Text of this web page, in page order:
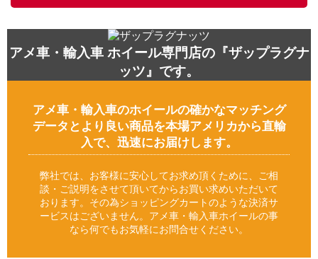
アメ車・輸入車 ホイール専門店の『ザップラグナ
ッツ』です。
アメ車・輸入車のホイールの確かなマッチング
データとより良い商品を本場アメリカから直輸
入で、迅速にお届けします。
弊社では、お客様に安心してお求め頂くために、ご相
談・ご説明をさせて頂いてからお買い求めいただいて
おります。その為ショッピングカートのような決済サ
ービスはございません。アメ車・輸入車ホイールの事
なら何でもお気軽にお問合せください。